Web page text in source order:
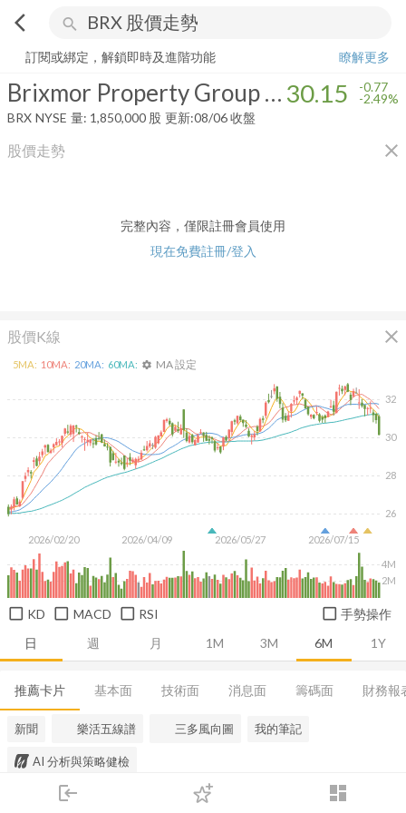
arrow_back_ios search
login dashboard
下單
Brixmor Property Group Inc. 30.15
訂閱或綁定，解鎖即時及進階功能
瞭解更多
Brixmor Property Group Inc. 30.15 -0.77
-2.49%
BRX NYSE 量: 1,850,000 股 更新:08/06 收盤
股價走勢 close
完整內容，僅限註冊會員使用
現在免費註冊/登入
股價K線 close
日 週 月 1M 3M 6M 1Y
2026/02/20 2026/04/09 2026/05/27 2026/07/15
26
28
30
32
2M
4M
5MA: 10MA: 20MA: 60MA: settings MA 設定
KD MACD RSI 手勢操作
推薦卡片 基本面 技術面 消息面 籌碼面 財務報
新聞 樂活五線譜 三多風向圖 我的筆記
AI 分析與策略健檢